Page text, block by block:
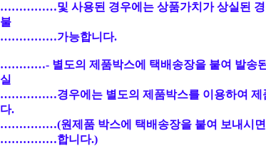
……………및 사용된 경우에는 상품가치가 상실된 경
불
……………가능합니다.
…………- 별도의 제품박스에 택배송장을 붙여 발송된
실
……………경우에는 별도의 제품박스를 이용하여 제
다.
……………(원제품 박스에 택배송장을 붙여 보내시면
……………합니다.)